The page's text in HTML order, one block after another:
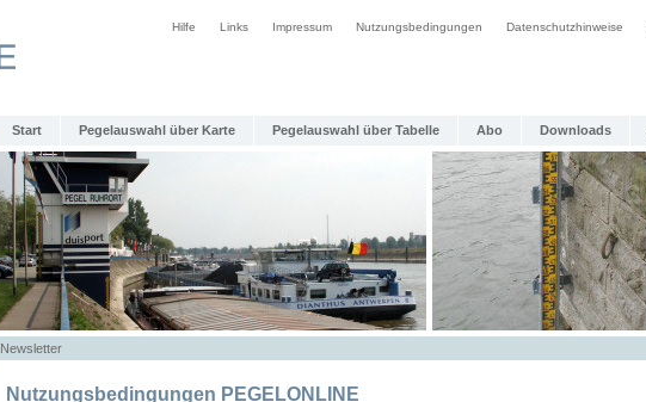
Hilfe Links Impressum Nutzungsbedingungen Datenschutzhinweise
Start Pegelauswahl über Karte Pegelauswahl über Tabelle Abo Downloads
Newsletter
Nutzungsbedingungen PEGELONLINE